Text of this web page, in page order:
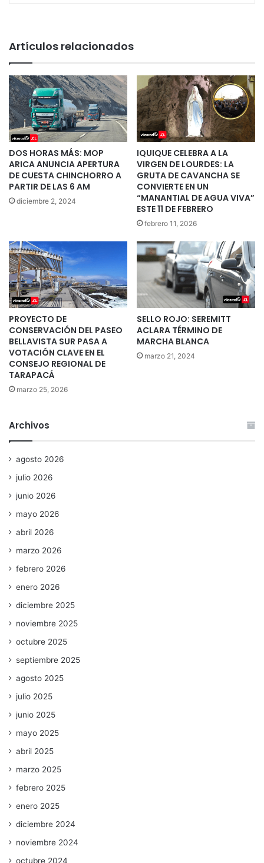
Artículos relacionados
DOS HORAS MÁS: MOP
ARICA ANUNCIA APERTURA
DE CUESTA CHINCHORRO A
PARTIR DE LAS 6 AM
diciembre 2, 2024
IQUIQUE CELEBRA A LA
VIRGEN DE LOURDES: LA
GRUTA DE CAVANCHA SE
CONVIERTE EN UN
“MANANTIAL DE AGUA VIVA”
ESTE 11 DE FEBRERO
febrero 11, 2026
PROYECTO DE
CONSERVACIÓN DEL PASEO
BELLAVISTA SUR PASA A
VOTACIÓN CLAVE EN EL
CONSEJO REGIONAL DE
TARAPACÁ
marzo 25, 2026
SELLO ROJO: SEREMITT
ACLARA TÉRMINO DE
MARCHA BLANCA
marzo 21, 2024
Archivos
agosto 2026
julio 2026
junio 2026
mayo 2026
abril 2026
marzo 2026
febrero 2026
enero 2026
diciembre 2025
noviembre 2025
octubre 2025
septiembre 2025
agosto 2025
julio 2025
junio 2025
mayo 2025
abril 2025
marzo 2025
febrero 2025
enero 2025
diciembre 2024
noviembre 2024
octubre 2024